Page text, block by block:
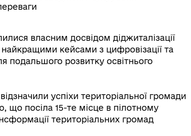
власним досвідом діджиталізації
найкращими кейсами з цифровізації та
подальшого розвитку освітнього
успіхи територіальної громади
що посіла 15-те місце в пілотному
територіальних громад